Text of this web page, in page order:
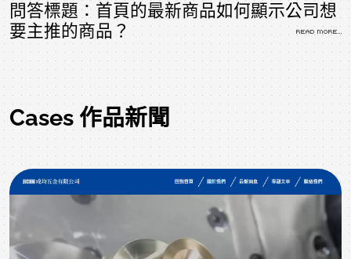
問答標題：首頁的最新商品如何顯示公司想
要主推的商品？
Cases 作品新聞